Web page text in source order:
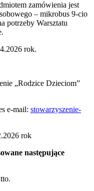
zamówienia jest
– mikrobus 9-cio
potrzeby Warsztatu
rok.
„Rodzice Dzieciom”
e-mail: stowarzyszenie-
rok
następujące